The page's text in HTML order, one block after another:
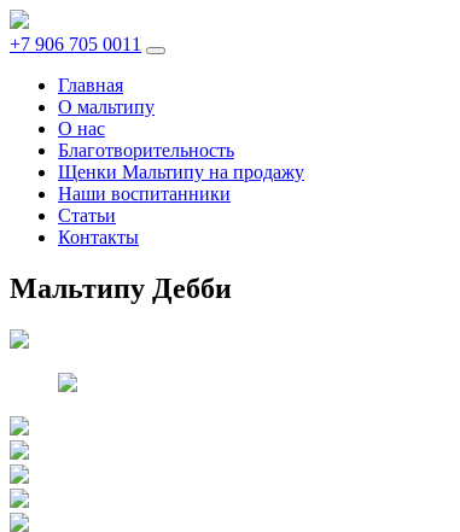
+7 906 705 0011
Главная
О мальтипу
О нас
Благотворительность
Щенки Мальтипу на продажу
Наши воспитанники
Статьи
Контакты
Мальтипу Дебби